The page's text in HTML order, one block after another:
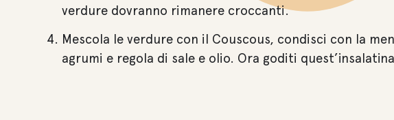
verdure dovranno rimanere croccanti.
Mescola le verdure con il Couscous, condisci con la
agrumi e regola di sale e olio. Ora goditi